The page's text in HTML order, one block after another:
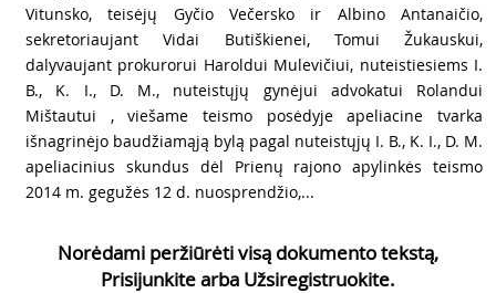
Vitunsko, teisėjų Gyčio Večersko ir Albino Antanaičio,
sekretoriaujant Vidai Butiškienei, Tomui Žukauskui,
dalyvaujant prokurorui Haroldui Mulevičiui, nuteistiesiems I.
B., K. I., D. M., nuteistųjų gynėjui advokatui Rolandui
Mištautui , viešame teismo posėdyje apeliacine tvarka
išnagrinėjo baudžiamąją bylą pagal nuteistųjų I. B., K. I., D. M.
apeliacinius skundus dėl Prienų rajono apylinkės teismo
2014 m. gegužės 12 d. nuosprendžio,...
Norėdami peržiūrėti visą dokumento tekstą,
Prisijunkite arba Užsiregistruokite.